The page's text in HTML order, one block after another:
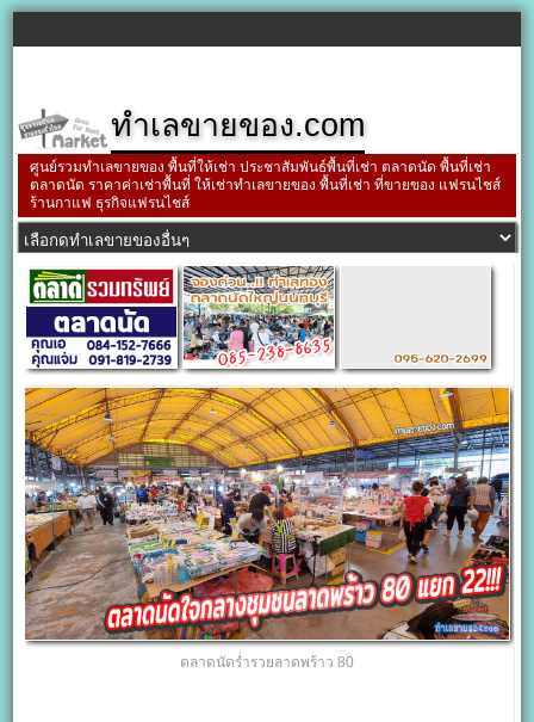
ทำเลขายของ.com
ศูนย์รวมทำเลขายของ พื้นที่ให้เช่า ประชาสัมพันธ์พื้นที่เช่า ตลาดนัด พื้นที่เช่า
ตลาดนัด ราคาค่าเช่าพื้นที่ ให้เช่าทำเลขายของ พื้นที่เช่า ที่ขายของ แฟรนไชส์
ร้านกาแฟ ธุรกิจแฟรนไชส์
ตลาดนัดร่ำรวยลาดพร้าว 80